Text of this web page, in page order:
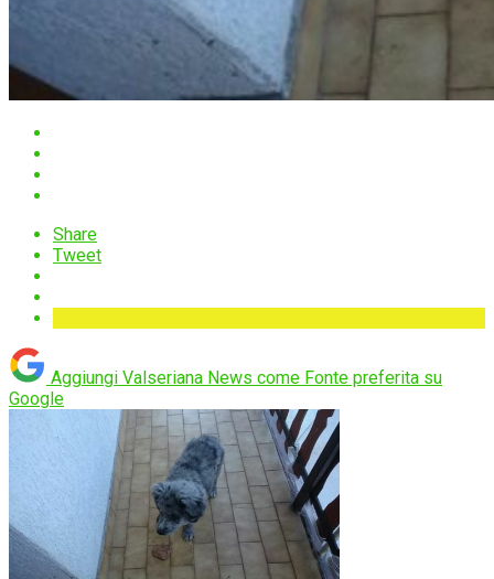
Share
Tweet
Aggiungi Valseriana News come Fonte preferita su
Google